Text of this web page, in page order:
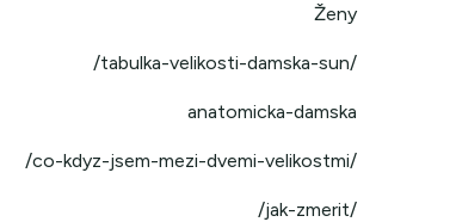
Ženy
/tabulka-velikosti-damska-sun/
anatomicka-damska
/co-kdyz-jsem-mezi-dvemi-velikostmi/
/jak-zmerit/